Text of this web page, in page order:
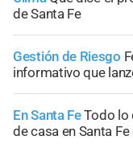
de Santa Fe
Gestión de Riesgo
informativo que
En Santa FeTodo lo
de casa en Santa